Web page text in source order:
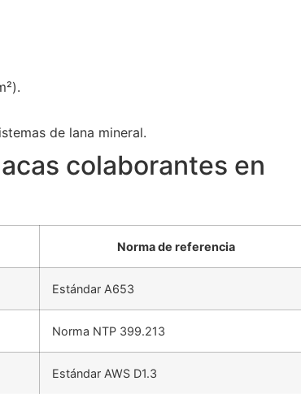
de lana mineral.
colaborantes en
Norma de referencia
Estándar A653
Norma NTP 399.213
Estándar AWS D1.3